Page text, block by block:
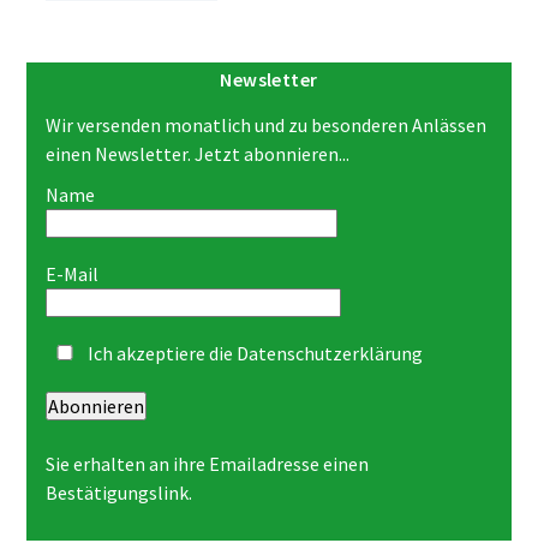
Newsletter
Wir versenden monatlich und zu besonderen Anlässen
einen Newsletter. Jetzt abonnieren...
Name
E-Mail
Ich akzeptiere die Datenschutzerklärung
Abonnieren
Sie erhalten an ihre Emailadresse einen
Bestätigungslink.